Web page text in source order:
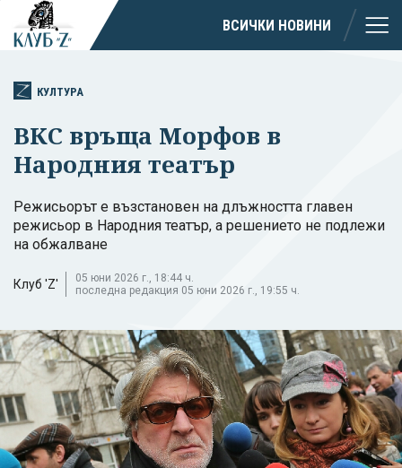
ВСИЧКИ НОВИНИ
КУЛТУРА
ВКС връща Морфов в
Народния театър
Режисьорът е възстановен на длъжността главен
режисьор в Народния театър, а решението не подлежи
на обжалване
Клуб 'Z'
05 юни 2026 г., 18:44 ч.
последна редакция 05 юни 2026 г., 19:55 ч.